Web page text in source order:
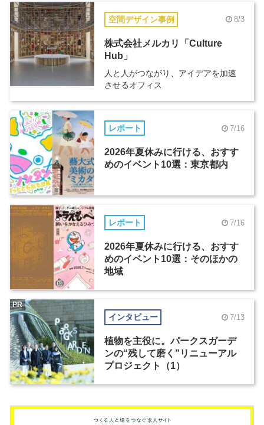
空間デザイン事例 8/3
株式会社メルカリ「Culture
Hub」
人と人がつながり、アイデアを加速
させるオフィス
レポート 7/16
2026年夏休みに行ける、おすす
めのイベント10選：東京都内
レポート 7/16
2026年夏休みに行ける、おすす
めのイベント10選：そのほかの
地域
インタビュー 7/13
植物を主役に。パークスガーデ
ンの“残して磨く”リニューアル
プロジェクト（1）
PR